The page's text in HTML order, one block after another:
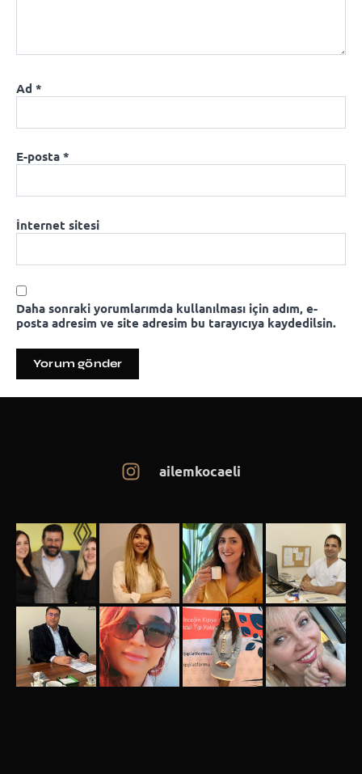
Ad *
E-posta *
İnternet sitesi
Daha sonraki yorumlarımda kullanılması için adım, e-
posta adresim ve site adresim bu tarayıcıya kaydedilsin.
ailemkocaeli